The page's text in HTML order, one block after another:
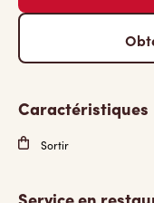
Caractéristiques
Sortir